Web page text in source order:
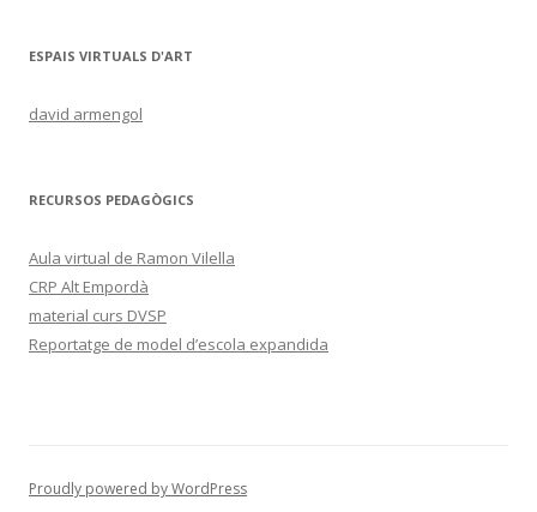
ESPAIS VIRTUALS D'ART
david armengol
RECURSOS PEDAGÒGICS
Aula virtual de Ramon Vilella
CRP Alt Empordà
material curs DVSP
Reportatge de model d’escola expandida
Proudly powered by WordPress